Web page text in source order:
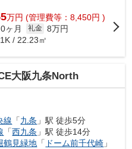
万円 (管理費等：8,450円 )
0ヶ月 礼金 8万円
/ 22.23㎡
大阪九条North
線 「九条 」駅 徒歩5分
「西九条 」駅 徒歩14分
鶴見緑地 「 ドーム前千代崎 」